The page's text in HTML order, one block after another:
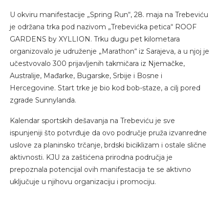
U okviru manifestacije „Spring Run“, 28. maja na Trebeviću
je održana trka pod nazivom „Trebevićka petica“ ROOF
GARDENS by XYLLION. Trku dugu pet kilometara
organizovalo je udruženje „Marathon“ iz Sarajeva, a u njoj je
učestvovalo 300 prijavljenih takmičara iz Njemačke,
Australije, Mađarke, Bugarske, Srbije i Bosne i
Hercegovine. Start trke je bio kod bob-staze, a cilj pored
zgrade Sunnylanda.
Kalendar sportskih dešavanja na Trebeviću je sve
ispunjeniji što potvrđuje da ovo područje pruža izvanredne
uslove za planinsko trčanje, brdski biciklizam i ostale slične
aktivnosti. KJU za zaštićena prirodna područja je
prepoznala potencijal ovih manifestacija te se aktivno
uključuje u njihovu organizaciju i promociju.